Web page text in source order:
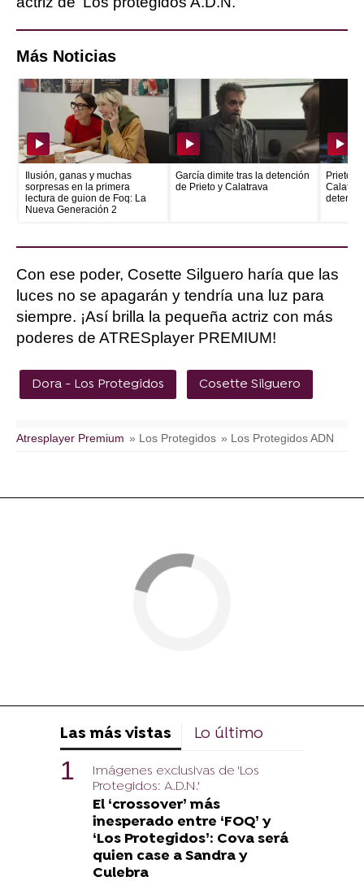
Más Noticias
Ilusión, ganas y muchas
sorpresas en la primera
lectura de guion de Foq: La
Nueva Generación 2
García dimite tras la detención
de Prieto y Calatrava
Prieto
Con ese poder, Cosette Silguero haría que las
luces no se apagarán y tendría una luz para
siempre. ¡Así brilla la pequeña actriz con más
poderes de ATRESplayer PREMIUM!
Dora - Los Protegidos Cosette Silguero
Atresplayer Premium » Los Protegidos » Los Protegidos ADN
Las más vistas Lo último
Imágenes exclusivas de 'Los
Protegidos: A.D.N.'
El ‘crossover’ más
inesperado entre ‘FOQ’ y
‘Los Protegidos’: Cova será
quien case a Sandra y
Culebra